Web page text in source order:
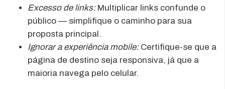
Excesso de links:Multiplicar links confunde o
público — simplifique o caminho para sua
proposta principal.
Ignorar a experiência mobile:Certifique-se que a
página de destino seja responsiva, já que a
maioria navega pelo celular.